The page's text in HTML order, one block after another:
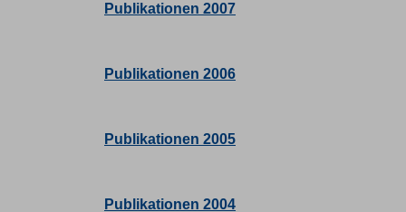
Publikationen 2007
Publikationen 2006
Publikationen 2005
Publikationen 2004